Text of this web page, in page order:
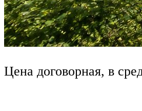
Цена договорная, в